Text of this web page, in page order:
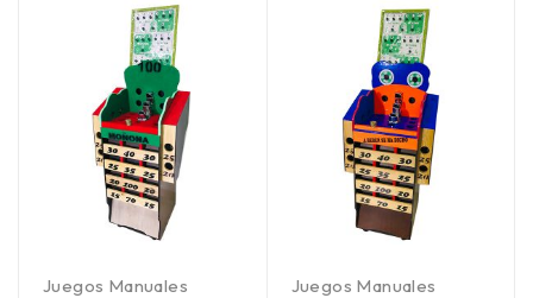
Juegos Manuales
Juegos Manuales